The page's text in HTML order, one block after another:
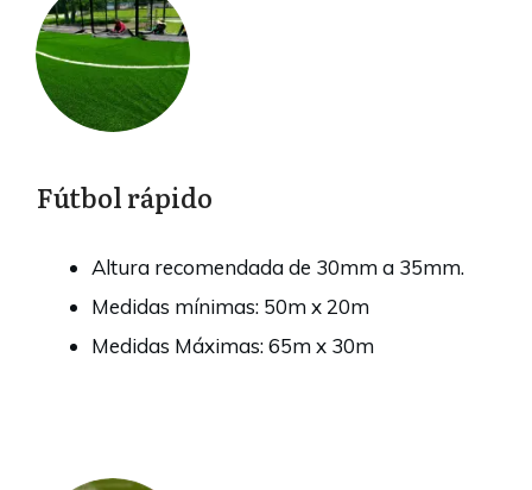
Fútbol rápido
Altura recomendada de 30mm a 35mm.
Medidas mínimas: 50m x 20m
Medidas Máximas: 65m x 30m